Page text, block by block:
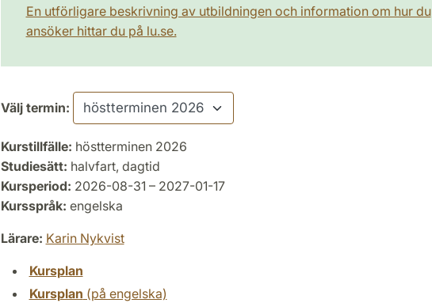
En utförligare beskrivning av utbildningen och information om hur du
ansöker hittar du på lu.se.
Välj termin:
Kurstillfälle: höstterminen 2026
Studiesätt: halvfart, dagtid
Kursperiod: 2026-08-31 – 2027-01-17
Kursspråk: engelska
Lärare: Karin Nykvist
Kursplan
Kursplan (på engelska)